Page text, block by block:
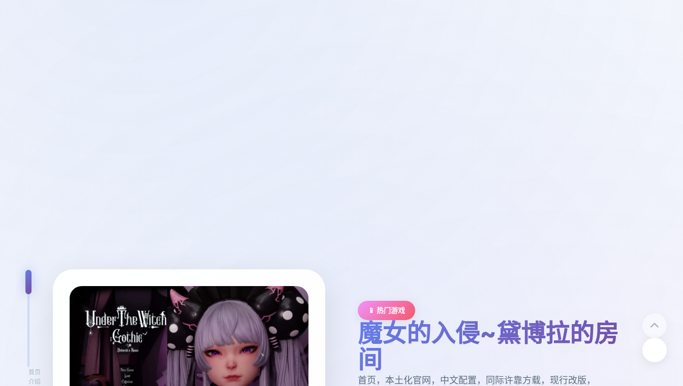
首页
介绍
📱 热门游戏
魔女的入侵~黛博拉的房
间
首页，本土化官网，中文配置，同际许靠方载，现行改版，